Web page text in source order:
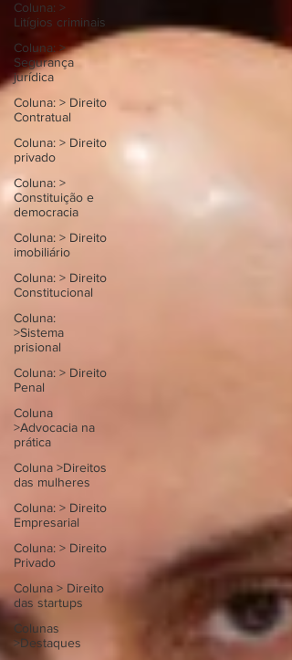
Coluna: >
Litígios criminais
Coluna: >
Segurança
jurídica
Coluna: > Direito
Contratual
Coluna: > Direito
privado
Coluna: >
Constituição e
democracia
Coluna: > Direito
imobiliário
Coluna: > Direito
Constitucional
Coluna:
>Sistema
prisional
Coluna: > Direito
Penal
Coluna
>Advocacia na
prática
Coluna >Direitos
das mulheres
Coluna: > Direito
Empresarial
Coluna: > Direito
Privado
Coluna > Direito
das startups
Colunas
>Destaques